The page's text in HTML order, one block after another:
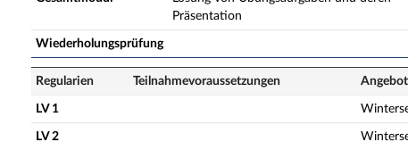
Präsentation
Wiederholungsprüfung
Regularien Teilnahme­voraussetzungen
LV 1
LV 2